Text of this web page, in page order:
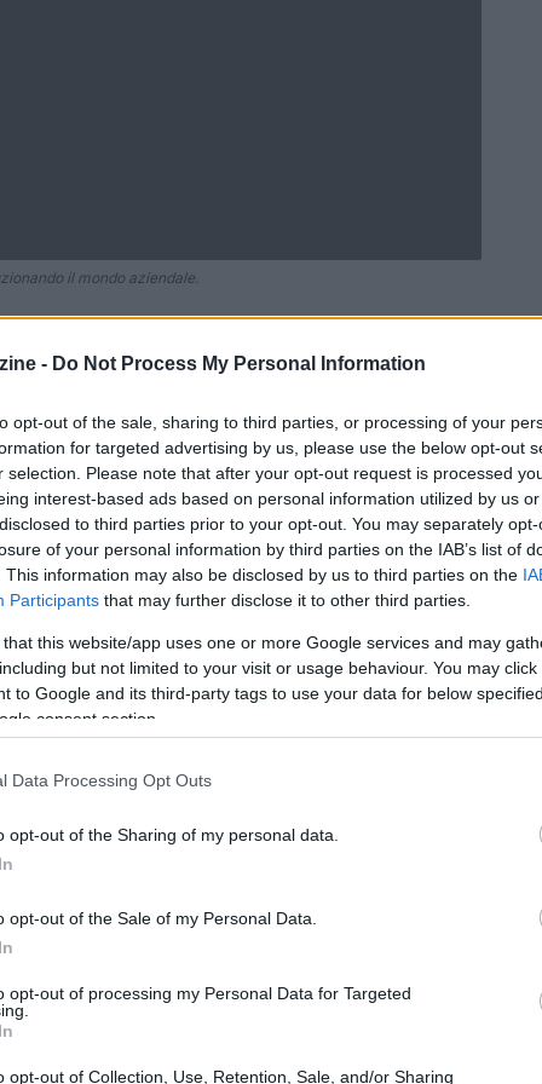
- Do Not Process My Personal Information
opt-out of the sale, sharing to third parties, or processing of your
for targeted advertising by us, please use the below opt-out
selection. Please note that after your opt-out request is processed
interest-based ads based on personal information utilized by us
to third parties prior to your opt-out. You may separately
of your personal information by third parties on the IAB’s list of
This information may also be disclosed by us to third parties on the
Participants that may further disclose it to other third parties.
that this website/app uses one or more Google services and may
but not limited to your visit or usage behaviour. You may
to Google and its third-party tags to use your data for below
consent section.
Data Processing Opt Outs
opt-out of the Sharing of my personal data.
opt-out of the Sale of my Personal Data.
opt-out of processing my Personal Data for Targeted
opt-out of Collection, Use, Retention, Sale, and/or Sharing
il mondo aziendale.
POWERED BY
artificiale generativa
(GenIA) ha iniziato a emergere
promettendo di rivoluzionare il modo in
entro il 2025, la GenIA sarà coinvolta
di testi e dati, un notevole
nel 2023. Questa evoluzione non solo
anche l’efficienza operativa, come
implementato un software di IA per
così la risposta al cliente.